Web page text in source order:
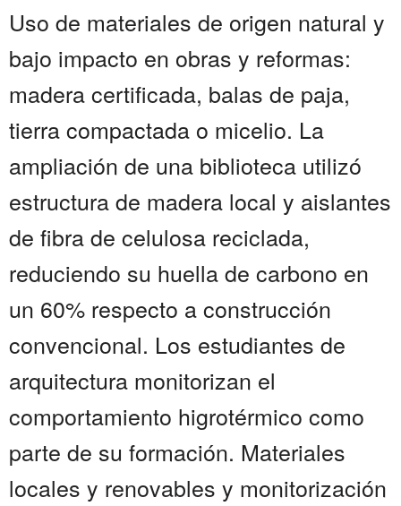
Uso de materiales de origen natural y
bajo impacto en obras y reformas:
madera certificada, balas de paja,
tierra compactada o micelio. La
ampliación de una biblioteca utilizó
estructura de madera local y aislantes
de fibra de celulosa reciclada,
reduciendo su huella de carbono en
un 60% respecto a construcción
convencional. Los estudiantes de
arquitectura monitorizan el
comportamiento higrotérmico como
parte de su formación. Materiales
locales y renovables y monitorización